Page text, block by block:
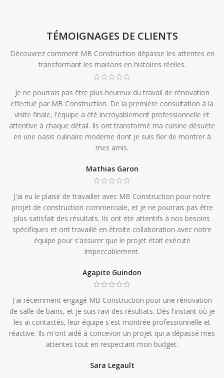
TÉMOIGNAGES DE CLIENTS
Découvrez comment MB Construction dépasse les attentes en
transformant les maisons en histoires réelles.
Je ne pourrais pas être plus heureux du travail de rénovation
effectué par MB Construction. De la première consultation à la
visite finale, l'équipe a été incroyablement professionnelle et
attentive à chaque détail. Ils ont transformé ma cuisine désuète
en une oasis culinaire moderne dont je suis fier de montrer à
mes amis.
Mathias Garon
J'ai eu le plaisir de travailler avec MB Construction pour notre
projet de construction commerciale, et je ne pourrais pas être
plus satisfait des résultats. Ils ont été attentifs à nos besoins
spécifiques et ont travaillé en étroite collaboration avec notre
équipe pour s'assurer que le projet était exécuté
impeccablement.
Agapite Guindon
J'ai récemment engagé MB Construction pour une rénovation
de salle de bains, et je suis ravi des résultats. Dès l'instant où je
les ai contactés, leur équipe s'est montrée professionnelle et
réactive. Ils m'ont aidé à concevoir un projet qui a dépassé mes
attentes tout en respectant mon budget.
Sara Legault